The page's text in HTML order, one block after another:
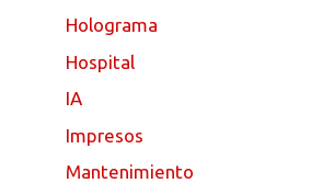
Holograma
Hospital
IA
Impresos
Mantenimiento